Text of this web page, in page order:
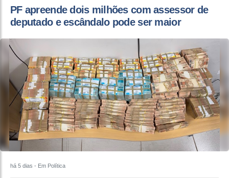
PF apreende dois milhões com assessor de
deputado e escândalo pode ser maior
há 5 dias - Em Política